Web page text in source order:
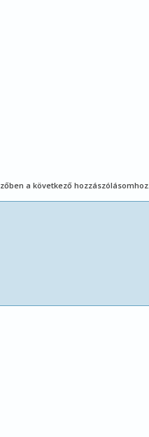
a következő hozzászólásomhoz.